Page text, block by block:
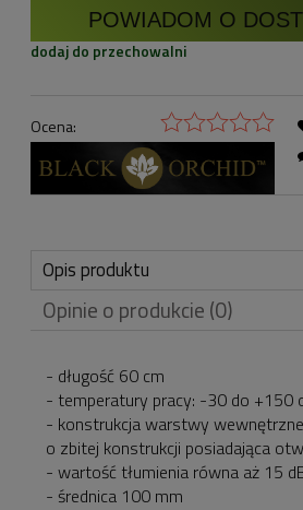
POWIADOM O
dodaj do przechowalni
Ocena:
Opis produktu
Opinie o produkcie (0)
- długość 60 cm
- temperatury pracy: -30 do +150
- konstrukcja warstwy
o zbitej konstrukcji posiadająca
- wartość tłumienia równa aż 15
- średnica 100 mm